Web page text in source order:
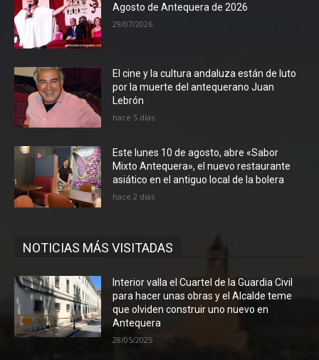
Agosto de Antequera de 2026
29/07/2026
El cine y la cultura andaluza están de luto
por la muerte del antequerano Juan
Lebrón
hace 5 días
Este lunes 10 de agosto, abre «Sabor
Mixto Antequera», el nuevo restaurante
asiático en el antiguo local de la bolera
hace 2 días
NOTICIAS MÁS VISITADAS
Interior valla el Cuartel de la Guardia Civil
para hacer unas obras y el Alcalde teme
que olviden construir uno nuevo en
Antequera
28/05/2025